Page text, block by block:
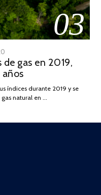
03
DE
JULIO
2025
gas en 2019,
índices durante 2019 y se
natural en …